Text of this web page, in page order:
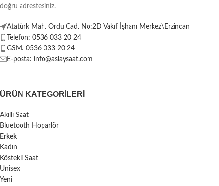
doğru adrestesiniz.
Atatürk Mah. Ordu Cad. No:2D Vakıf İşhanı Merkez\Erzincan
Telefon: 0536 033 20 24
GSM: 0536 033 20 24
E-posta: info@aslaysaat.com
ÜRÜN KATEGORILERI
Akıllı Saat
Bluetooth Hoparlör
Erkek
Kadın
Köstekli Saat
Unisex
Yeni